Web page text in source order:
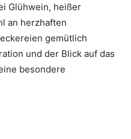
Glühwein, heißer
an herzhaften
gemütlich
und der Blick auf das
besondere